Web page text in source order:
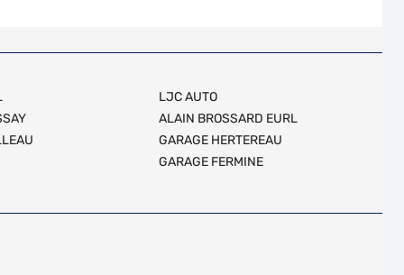
LJC AUTO
ALAIN BROSSARD EURL
GARAGE HERTEREAU
GARAGE FERMINE